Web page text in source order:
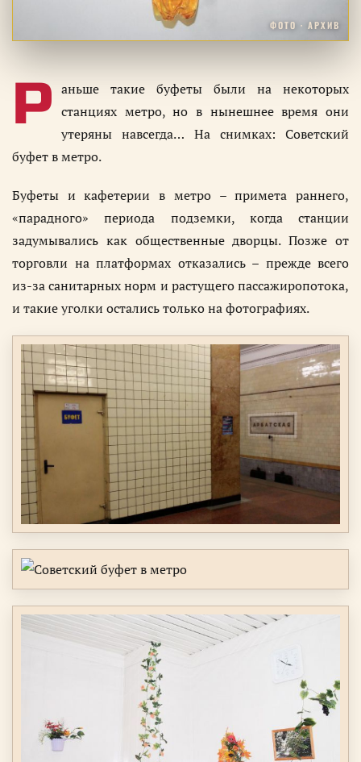
ФОТО · АРХИВ
Р аньше такие буфеты были на некоторых
станциях метро, но в нынешнее время они
утеряны навсегда… На снимках: Советский
буфет в метро.
Буфеты и кафетерии в метро – примета раннего,
«парадного» периода подземки, когда станции
задумывались как общественные дворцы. Позже от
торговли на платформах отказались – прежде всего
из-за санитарных норм и растущего пассажиропотока,
и такие уголки остались только на фотографиях.